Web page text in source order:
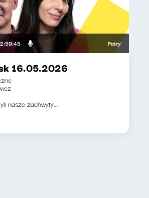
Patryk Rabiega,
16.05.2026
nasze zachwyty...